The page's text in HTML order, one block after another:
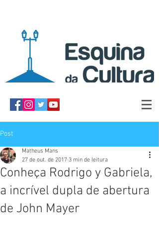
Post
Conheça Rodrigo y Gabriela,
a incrível dupla de abertura
de John Mayer
Matheus Mans
27 de out. de 2017 3 min de leitura